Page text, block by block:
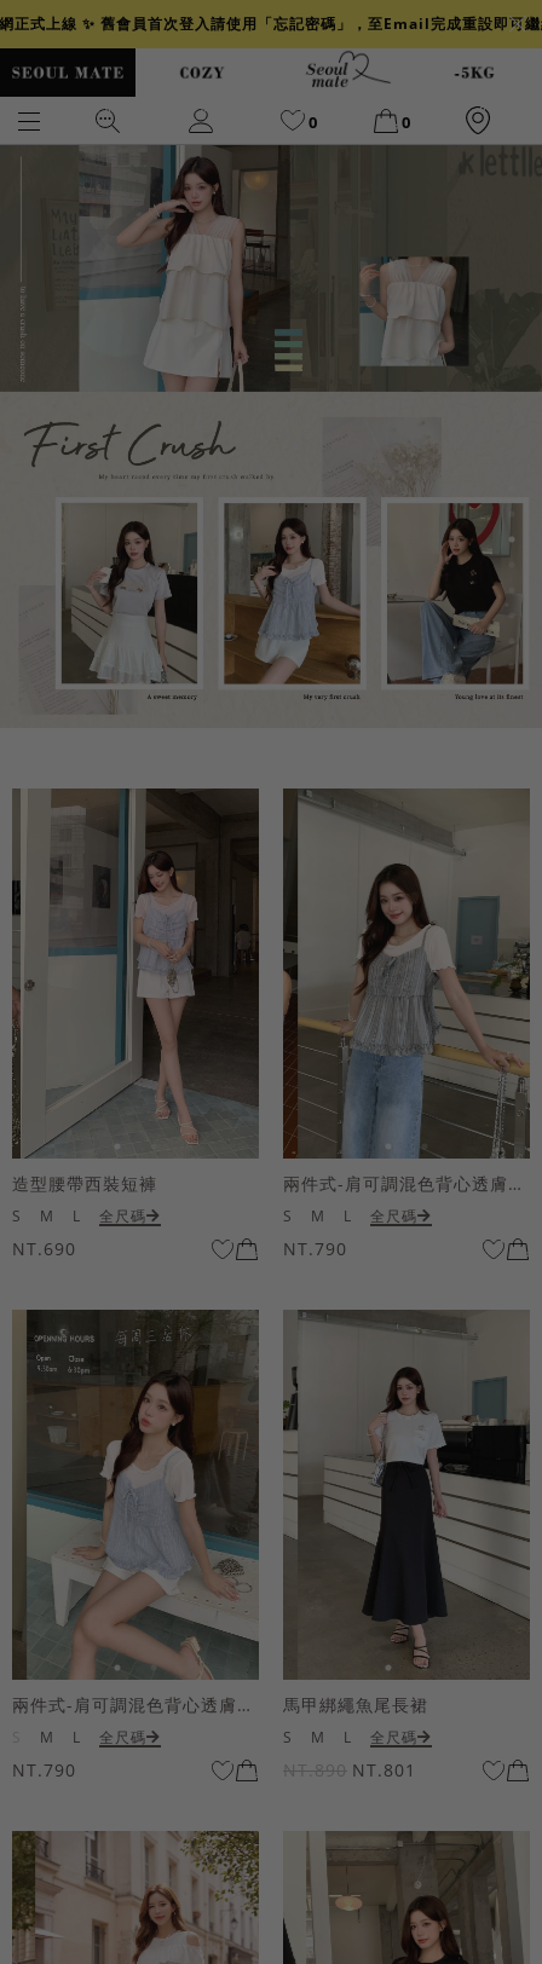
正式上線 ✨ 舊會員首次登入請使用「忘記密碼」，至Email完成重設即可
0 0
背心 洋裝 舒芙蕾
透膚 牛仔
牛仔裙 冰感
造型腰帶西裝短褲
S M L 全尺碼
NT.690
兩件式-肩可調混色背心透膚上衣套組
S M L 全尺碼
NT.790
兩件式-肩可調混色背心透膚上衣套組
M L 全尺碼
NT.790
馬甲綁繩魚尾長裙
S M L 全尺碼
NT.890 NT.801